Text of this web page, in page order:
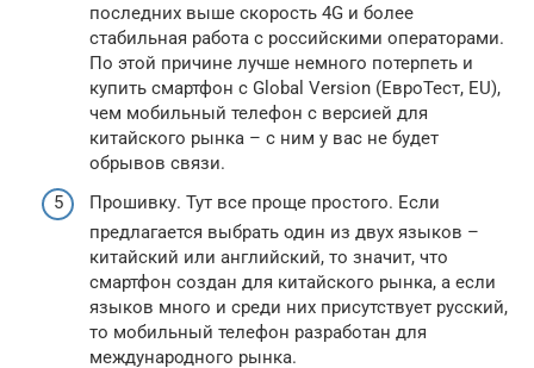
последних выше скорость 4G и более
стабильная работа с российскими операторами.
По этой причине лучше немного потерпеть и
купить смартфон с Global Version (ЕвроТест, EU),
чем мобильный телефон с версией для
китайского рынка – с ним у вас не будет
обрывов связи.
Прошивку. Тут все проще простого. Если
предлагается выбрать один из двух языков –
китайский или английский, то значит, что
смартфон создан для китайского рынка, а если
языков много и среди них присутствует русский,
то мобильный телефон разработан для
международного рынка.